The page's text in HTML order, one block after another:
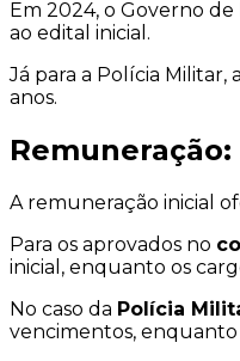
Em 2024, o Governo
ao edital inicial.
Já para a Polícia
anos.
Remuneração:
A remuneração inicial
Para os aprovados no
inicial, enquanto os
No caso da Polícia
vencimentos, enquanto